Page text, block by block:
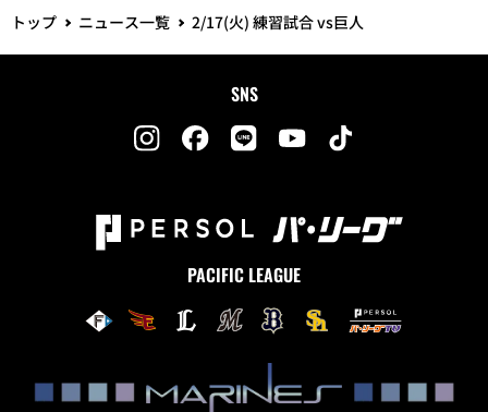
トップ
ニュース一覧 2/17(火) 練習試合 vs巨人
SNS
PACIFIC LEAGUE